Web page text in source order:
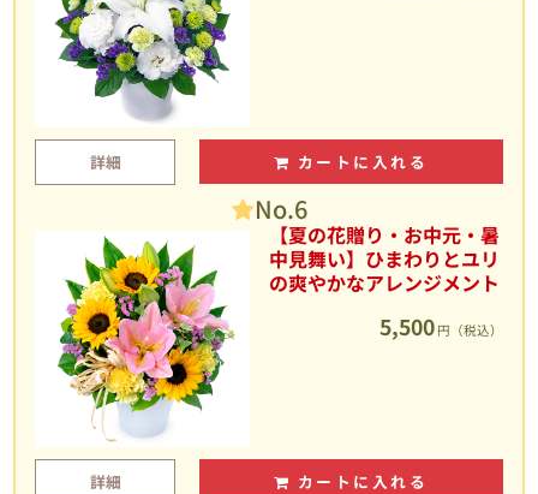
詳細 カートに入れる
No.6
【夏の花贈り・お中元・暑
中見舞い】ひまわりとユリ
の爽やかなアレンジメント
5,500 円（税込）
詳細 カートに入れる